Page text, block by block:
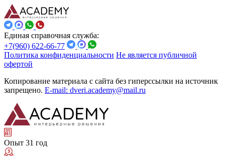
Единая справочная служба:
+7(960) 622-66-77
Политика конфиденциальности Не является публичной
офертой
Копирование материала с сайта без гиперссылки на источник
запрещено. E-mail: dveri.academy@mail.ru
Опыт 31 год